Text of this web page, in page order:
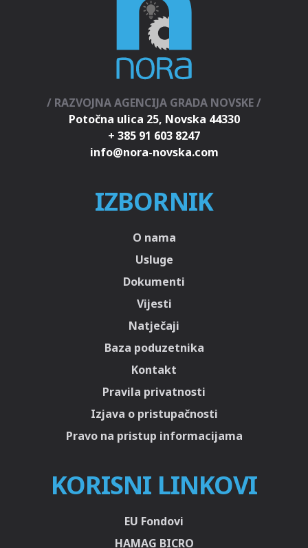
/ RAZVOJNA AGENCIJA GRADA NOVSKE /
Potočna ulica 25, Novska 44330
+ 385 91 603 8247
IZBORNIK
O nama
Usluge
Dokumenti
Vijesti
Natječaji
Baza poduzetnika
Kontakt
Pravila privatnosti
Izjava o pristupačnosti
Pravo na pristup informacijama
KORISNI LINKOVI
EU Fondovi
HAMAG BICRO